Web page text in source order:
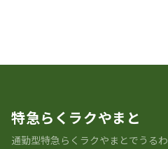
特急らくラクやまと
通勤型特急らくラクやまとでうる